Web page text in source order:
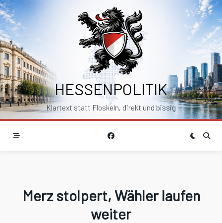
Skip
to
content
HESSENPOLITIK
Klartext statt Floskeln, direkt und bissig
Merz stolpert, Wähler laufen
weiter